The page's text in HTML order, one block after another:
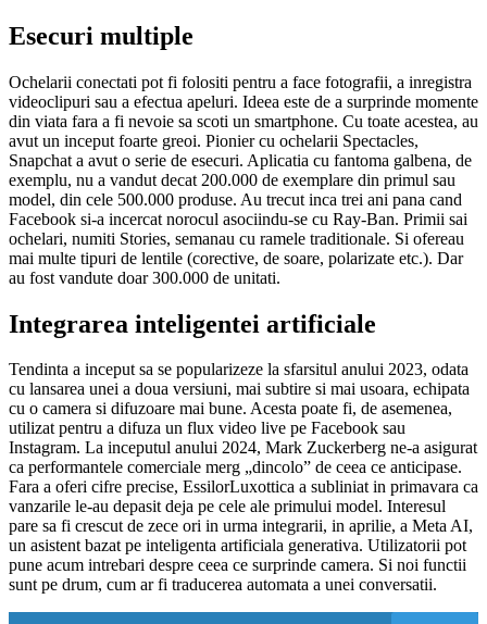
Esecuri multiple
Ochelarii conectati pot fi folositi pentru a face fotografii, a inregistra
videoclipuri sau a efectua apeluri. Ideea este de a surprinde momente
din viata fara a fi nevoie sa scoti un smartphone. Cu toate acestea, au
avut un inceput foarte greoi. Pionier cu ochelarii Spectacles,
Snapchat a avut o serie de esecuri. Aplicatia cu fantoma galbena, de
exemplu, nu a vandut decat 200.000 de exemplare din primul sau
model, din cele 500.000 produse. Au trecut inca trei ani pana cand
Facebook si-a incercat norocul asociindu-se cu Ray-Ban. Primii sai
ochelari, numiti Stories, semanau cu ramele traditionale. Si ofereau
mai multe tipuri de lentile (corective, de soare, polarizate etc.). Dar
au fost vandute doar 300.000 de unitati.
Integrarea inteligentei artificiale
Tendinta a inceput sa se popularizeze la sfarsitul anului 2023, odata
cu lansarea unei a doua versiuni, mai subtire si mai usoara, echipata
cu o camera si difuzoare mai bune. Acesta poate fi, de asemenea,
utilizat pentru a difuza un flux video live pe Facebook sau
Instagram. La inceputul anului 2024, Mark Zuckerberg ne-a asigurat
ca performantele comerciale merg „dincolo” de ceea ce anticipase.
Fara a oferi cifre precise, EssilorLuxottica a subliniat in primavara ca
vanzarile le-au depasit deja pe cele ale primului model. Interesul
pare sa fi crescut de zece ori in urma integrarii, in aprilie, a Meta AI,
un asistent bazat pe inteligenta artificiala generativa. Utilizatorii pot
pune acum intrebari despre ceea ce surprinde camera. Si noi functii
sunt pe drum, cum ar fi traducerea automata a unei conversatii.